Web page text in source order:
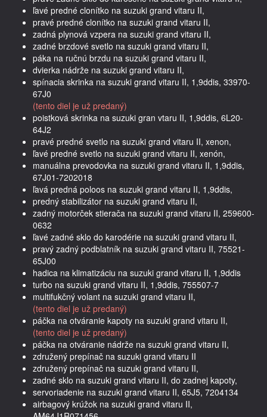
ľavé predné clonítko na suzuki grand vitaru II,
pravé predné clonítko na suzuki grand vitaru II,
zadná plynová vzpera na suzuki grand vitaru II,
zadné brzdové svetlo na suzuki grand vitaru II,
páka na ručnú brzdu na suzuki grand vitaru II,
dvierka nádrže na suzuki grand vitaru II,
spínacia skrinka na suzuki grand vitaru II, 1,9ddis, 33970-
67J0
(tento diel je už predaný)
poistková skrinka na suzuki gran vtaru II, 1,9ddis, 6L20-
64J2
pravé predné svetlo na suzuki grand vitaru II, xenon,
ľavé predné svetlo na suzuki grand vitaru II, xenón,
manuálna prevodovka na suzuki grand vitaru II, 1,9ddis,
67J01-7202018
ľavá predná poloos na suzuki grand vitaru II, 1,9ddis,
predný stabilizátor na suzuki grand vitaru II,
zadný motorček stierača na suzuki grand vitaru II, 259600-
0632
ľavé zadné sklo do karodérie na suzuki grand vitaru II,
pravý zadný podblatník na suzuki grand vitaru II, 75521-
65J00
hadica na klimatizáciu na suzuki grand vitaru II, 1,9ddis
turbo na suzuki grand vitaru II, 1,9ddis, 755507-7
multifukčný volant na suzuki grand vitaru II,
(tento diel je už predaný)
páčka na otváranie kapoty na suzuki grand vitaru II,
(tento diel je už predaný)
páčka na otváranie nádrže na suzuki grand vitaru II,
združený prepínač na suzuki grand vitaru II
združený prepínač na suzuki grand vitaru II,
zadné sklo na suzuki grand vitaru II, do zadnej kapoty,
servoriadenie na suzuki grand vitaru II, 65J5, 7204134
airbagový krúžok na suzuki grand vitaru II,